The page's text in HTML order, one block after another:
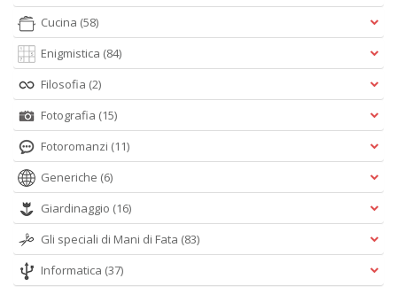
Cucina (58)
Enigmistica (84)
Filosofia (2)
Fotografia (15)
Fotoromanzi (11)
Generiche (6)
Giardinaggio (16)
Gli speciali di Mani di Fata (83)
Informatica (37)